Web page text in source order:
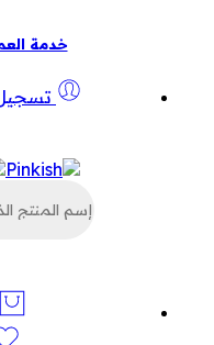
خدمة
عن